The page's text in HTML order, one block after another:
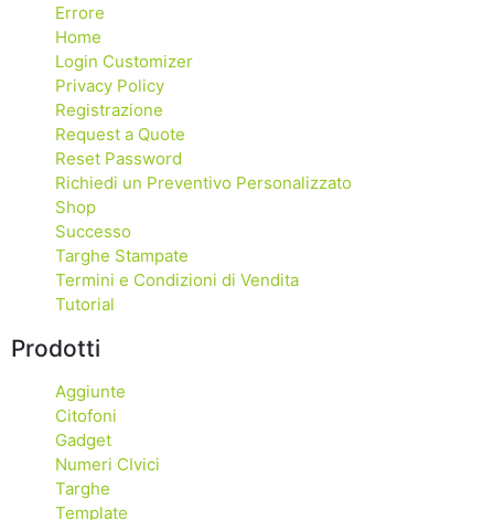
Errore
Home
Login Customizer
Privacy Policy
Registrazione
Request a Quote
Reset Password
Richiedi un Preventivo Personalizzato
Shop
Successo
Targhe Stampate
Termini e Condizioni di Vendita
Tutorial
Prodotti
Aggiunte
Citofoni
Gadget
Numeri CIvici
Targhe
Template